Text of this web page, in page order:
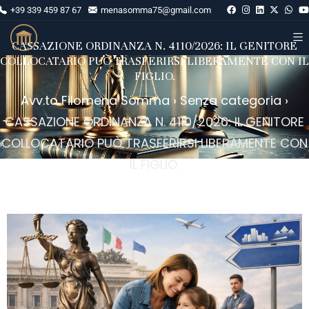
+39 339 459 87 67 menasomma75@gmail.com
CASSAZIONE ORDINANZA N. 4110/2026: IL GENITORE
COLLOCATARIO PUÒ TRASFERIRSI LIBERAMENTE CON IL
FIGLIO.
Avv.to Filomena Somma › Senza categoria ›
CASSAZIONE ORDINANZA N. 4110/2026: IL GENITORE
COLLOCATARIO PUÒ TRASFERIRSI LIBERAMENTE CON
IL FIGLIO.